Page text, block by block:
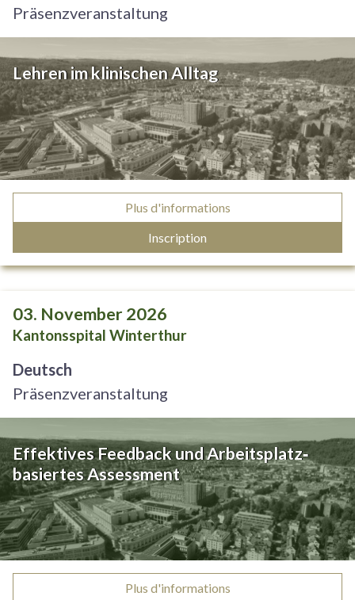
Präsenzveranstaltung
Lehren im klinischen Alltag
Plus d'informations
Inscription
03. November 2026
Kantonsspital Winterthur
Deutsch
Präsenzveranstaltung
Effektives Feedback und Arbeitsplatz‐
basiertes Assessment
Plus d'informations